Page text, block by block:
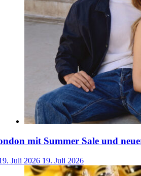
mit Summer Sale und
Juli 2026 19. Juli 2026